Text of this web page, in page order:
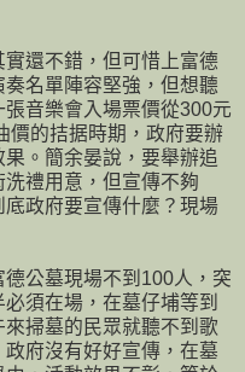
還不錯，但可惜上富德
名單陣容堅強，但想聽
音樂會入場票價從300元
價的拮据時期，政府要辦
。簡余晏說，要舉辦追
禮用意，但宣傳不夠
政府要宣傳什麼？現場
公墓現場不到100人，突
須在場，在墓仔埔等到
掃墓的民眾就聽不到歌
府沒有好好宣傳，在墓